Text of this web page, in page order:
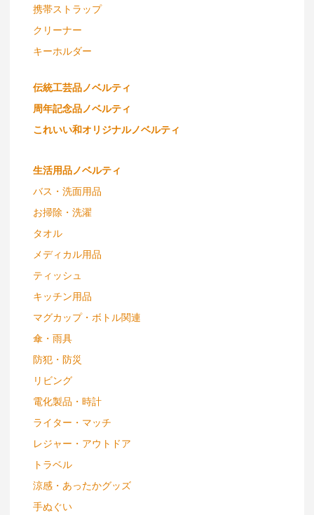
携帯ストラップ
クリーナー
キーホルダー
伝統工芸品ノベルティ
周年記念品ノベルティ
これいい和オリジナルノベルティ
生活用品ノベルティ
バス・洗面用品
お掃除・洗濯
タオル
メディカル用品
ティッシュ
キッチン用品
マグカップ・ボトル関連
傘・雨具
防犯・防災
リビング
電化製品・時計
ライター・マッチ
レジャー・アウトドア
トラベル
涼感・あったかグッズ
手ぬぐい